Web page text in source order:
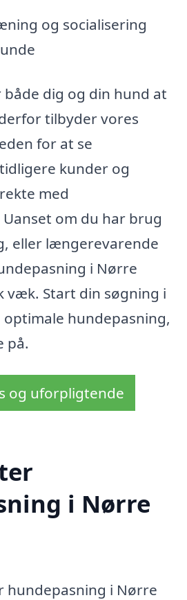
og socialisering
dig og din hund at
tilbyder vores
for at se
kunder og
med
om du har brug
eller længerevarende
i Nørre
væk. Start din søgning i
hundepasning,
på.
og uforpligtende
i Nørre
hundepasning i Nørre